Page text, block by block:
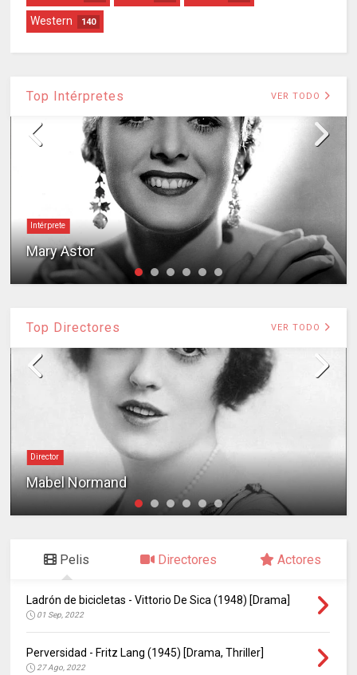
Western 140
Top Intérpretes VER TODO
Intérprete
Mary Astor
Top Directores VER TODO
Director
Mabel Normand
Pelis Directores Actores
Ladrón de bicicletas - Vittorio De Sica (1948) [Drama]
01 Sep, 2022
Perversidad - Fritz Lang (1945) [Drama, Thriller]
27 Ago, 2022